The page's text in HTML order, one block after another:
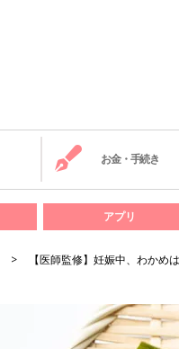
お金・手続き
アプリ
【医師監修】妊娠中、わかめ